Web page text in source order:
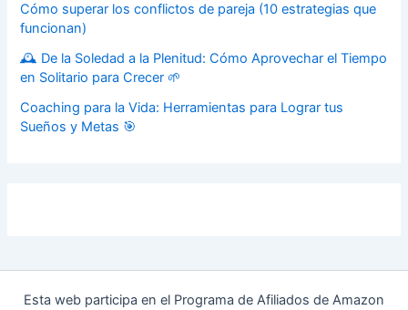
Cómo superar los conflictos de pareja (10 estrategias que
funcionan)
🕰️ De la Soledad a la Plenitud: Cómo Aprovechar el Tiempo
en Solitario para Crecer 🌱
Coaching para la Vida: Herramientas para Lograr tus
Sueños y Metas 🎯
Esta web participa en el Programa de Afiliados de Amazon